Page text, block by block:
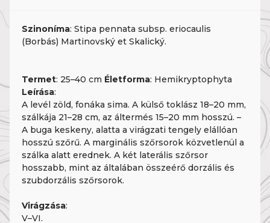
Szinoníma: Stipa pennata subsp. eriocaulis
(Borbás) Martinovský et Skalický.
Termet: 25–40 cm Életforma: Hemikryptophyta
Leírása:
A levél zöld, fonáka sima. A külső toklász 18–20 mm,
szálkája 21–28 cm, az áltermés 15–20 mm hosszú. –
A buga keskeny, alatta a virágzati tengely elállóan
hosszú szőrű. A marginális szőrsorok közvetlenül a
szálka alatt erednek. A két laterális szőrsor
hosszabb, mint az általában összeérő dorzális és
szubdorzális szőrsorok.
Virágzása:
V–VI.